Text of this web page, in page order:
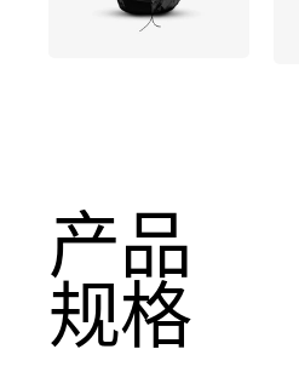
产品
规格